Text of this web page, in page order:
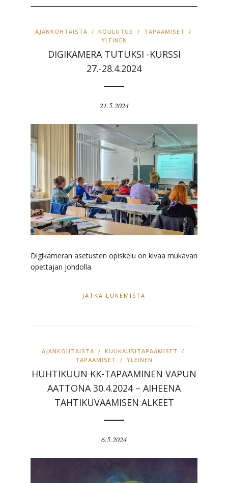
AJANKOHTAISTA / KOULUTUS / TAPAAMISET /
YLEINEN
DIGIKAMERA TUTUKSI -KURSSI
27.-28.4.2024
21.5.2024
Digikameran asetusten opiskelu on kivaa mukavan
opettajan johdolla.
JATKA LUKEMISTA
AJANKOHTAISTA / KUUKAUSITAPAAMISET
/
TAPAAMISET
/ YLEINEN
HUHTIKUUN KK-TAPAAMINEN VAPUN
AATTONA 30.4.2024 – AIHEENA
TÄHTIKUVAAMISEN ALKEET
6.5.2024